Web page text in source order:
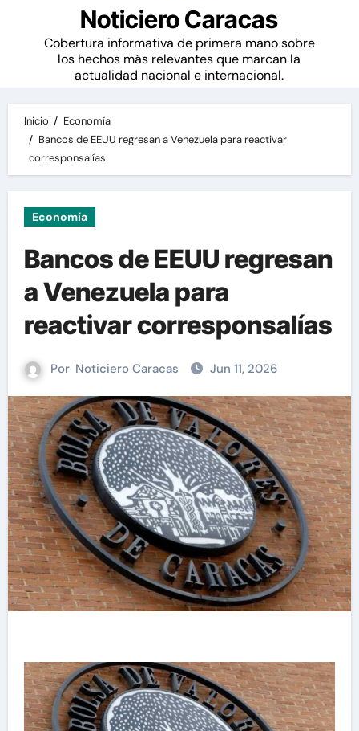
Noticiero Caracas
Cobertura informativa de primera mano sobre
los hechos más relevantes que marcan la
actualidad nacional e internacional.
Inicio
Economía
Bancos de EEUU regresan a Venezuela para reactivar
corresponsalías
Economía
Bancos de EEUU regresan
a Venezuela para
reactivar corresponsalías
Por Noticiero Caracas Jun 11, 2026